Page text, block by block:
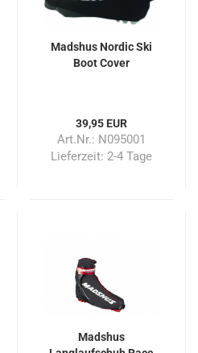
Madshus Nordic Ski
Boot Cover
39,95 EUR
Art.Nr.: N095001
Lieferzeit: 2-4 Tage
Madshus